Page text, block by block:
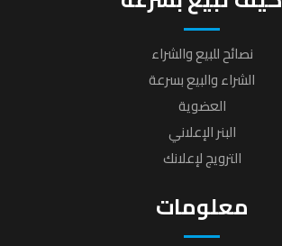
نصائح للبيع والشراء
الشراء والبيع بسرعة
العضوية
البنر الإعلاني
الترويج لإعلانك
معلومات